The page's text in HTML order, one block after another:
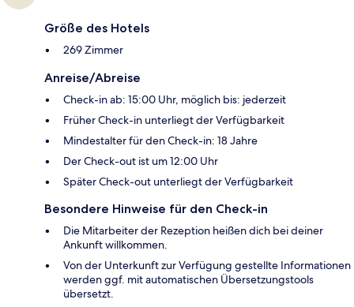
Größe des Hotels
269 Zimmer
Anreise/Abreise
Check-in ab: 15:00 Uhr, möglich bis: jederzeit
Früher Check-in unterliegt der Verfügbarkeit
Mindestalter für den Check-in: 18 Jahre
Der Check-out ist um 12:00 Uhr
Später Check-out unterliegt der Verfügbarkeit
Besondere Hinweise für den Check-in
Die Mitarbeiter der Rezeption heißen dich bei deiner
Ankunft willkommen.
Von der Unterkunft zur Verfügung gestellte Informationen
werden ggf. mit automatischen Übersetzungstools
übersetzt.